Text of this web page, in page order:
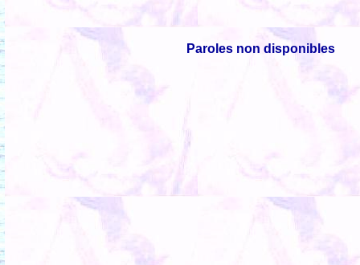
Paroles non disponibles